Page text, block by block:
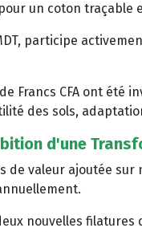
un coton traçable
participe
Francs CFA ont
des sols,
d'une
de valeur ajoutée
nouvelles